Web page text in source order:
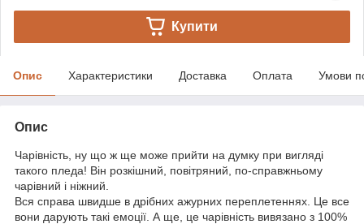
Купити
Опис Характеристики Доставка Оплата Умови
Опис
Чарівність, ну що ж ще може прийти на думку при вигляді
такого пледа! Він розкішний, повітряний, по-справжньому
чарівний і ніжний.
Вся справа швидше в дрібних ажурних переплетеннях. Це все
вони дарують такі емоції. А ще, це чарівність вивязано з 100%